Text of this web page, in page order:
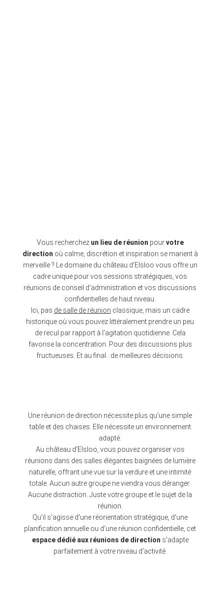
Vous recherchez un lieu de réunion pourvotre
direction où calme, discrétion et inspiration se marient à
merveille ? Le domaine du château d'Elsloo vous offre un
cadre unique pour vos sessions stratégiques, vos
réunions de conseil d'administration et vos discussions
confidentielles de haut niveau.
Ici, pas de salle de réunion classique, mais un cadre
historique où vous pouvez littéralement prendre un peu
de recul par rapport à l'agitation quotidienne. Cela
favorise la concentration. Pour des discussions plus
fructueuses. Et au final : de meilleures décisions.
Une réunion de direction nécessite plus qu'une simple
table et des chaises. Elle nécessite un environnement
adapté.
Au château d'Elsloo, vous pouvez organiser vos
réunions dans des salles élégantes baignées de lumière
naturelle, offrant une vue sur la verdure et une intimité
totale. Aucun autre groupe ne viendra vous déranger.
Aucune distraction. Juste votre groupe et le sujet de la
réunion.
Qu'il s'agisse d'une réorientation stratégique, d'une
planification annuelle ou d'une réunion confidentielle, cet
espace dédié aux réunions de direction s'adapte
parfaitement à votre niveau d'activité.